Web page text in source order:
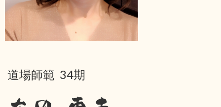
道場師範 34期